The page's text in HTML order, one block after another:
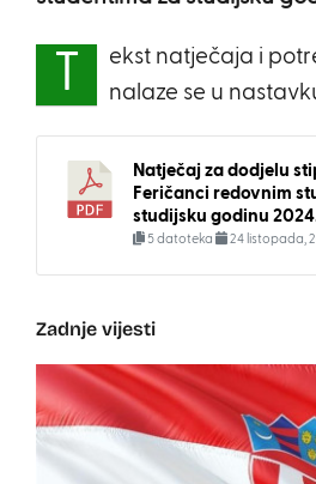
T
ekst natječaja i
nalaze se u
Natječaj za dodjelu
Feričanci redovnim
studijsku godinu
5 datoteka 24 listopada,
Zadnje vijesti